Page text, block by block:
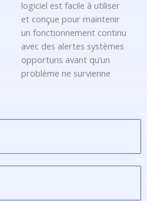
logiciel est facile à utiliser
et conçue pour maintenir
un fonctionnement continu
avec des alertes systèmes
opportuns avant qu’un
problème ne survienne